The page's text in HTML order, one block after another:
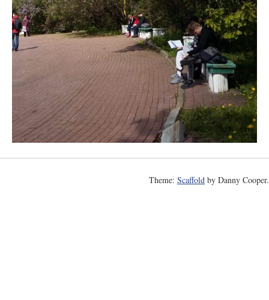
Theme: Scaffold by Danny Cooper.